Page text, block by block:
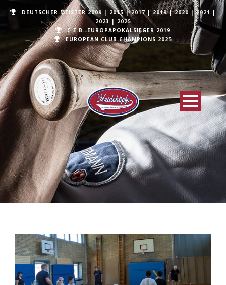
DEUTSCHER MEISTER 2009 | 2015|2017|2019|2020 |2021 |
2023 | 2025
C.E.B.-EUROPAPOKALSIEGER 2019
EUROPEAN CLUB CHAMPIONS 2025